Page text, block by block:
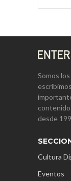
Somos
desde
Cultura
Eventos